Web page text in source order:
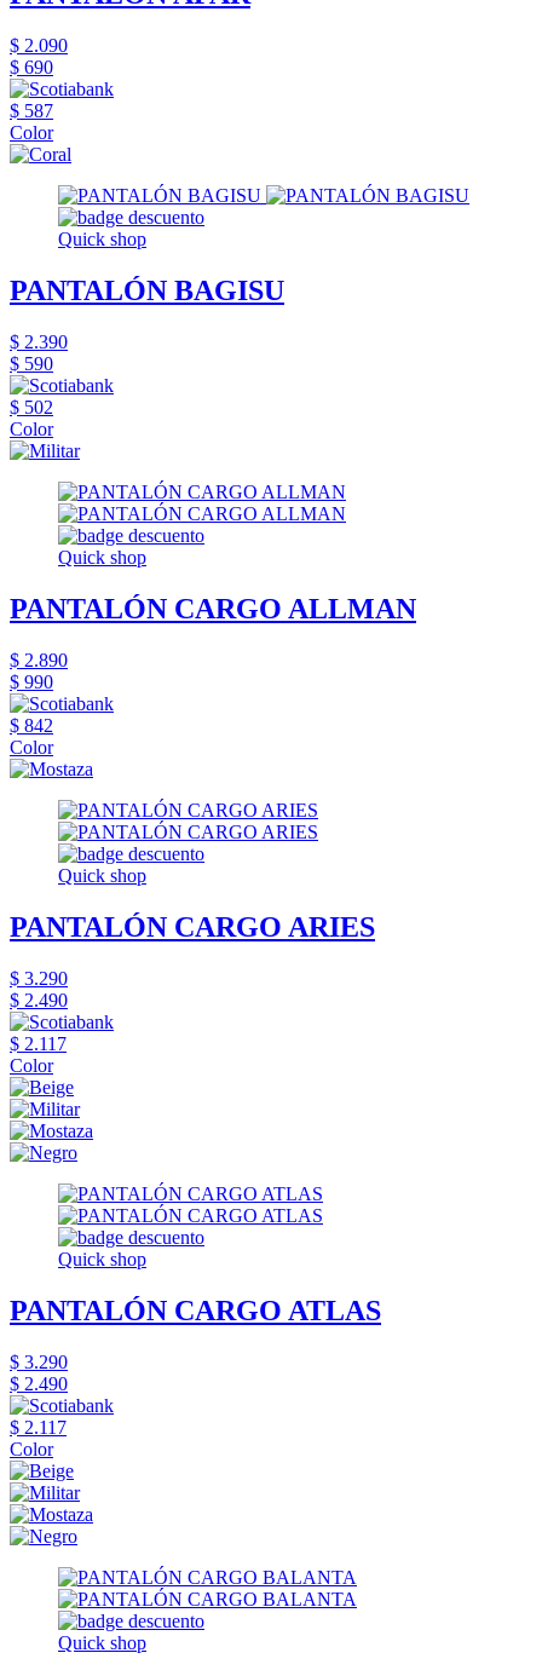
$ 2.090
$ 690
$ 587
Color
Quick shop
PANTALÓN BAGISU
$ 2.390
$ 590
$ 502
Color
Quick shop
PANTALÓN CARGO ALLMAN
$ 2.890
$ 990
$ 842
Color
Quick shop
PANTALÓN CARGO ARIES
$ 3.290
$ 2.490
$ 2.117
Color
Quick shop
PANTALÓN CARGO ATLAS
$ 3.290
$ 2.490
$ 2.117
Color
Quick shop